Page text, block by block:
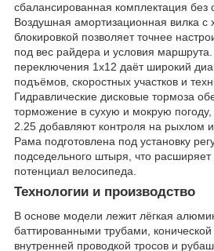
сбалансированная комплектация без
Воздушная амортизационная вилка
блокировкой позволяет точнее
под вес райдера и условия
переключения 1x12 даёт широкий
подъёмов, скоростных участков и
Гидравлические дисковые тормоза
торможение в сухую и мокрую
2.25 добавляют контроля на рыхлом
Рама подготовлена под установку
подседельного штыря, что
потенциал велосипеда.
Технологии и производство
В основе модели лежит лёгкая
баттированными трубами,
внутренней проводкой тросов и